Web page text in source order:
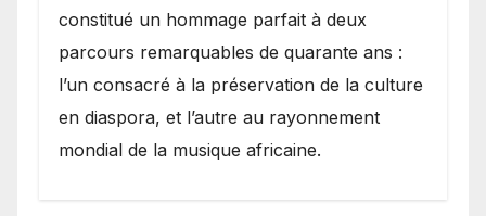
constitué un hommage parfait à deux
parcours remarquables de quarante ans :
l’un consacré à la préservation de la culture
en diaspora, et l’autre au rayonnement
mondial de la musique africaine.